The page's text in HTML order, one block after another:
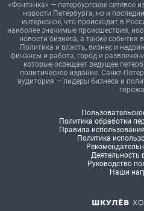
«Фонтанка» — петербургское сетевое
новости Петербурга, но и
интересное, что происходит в
наиболее значимые происшествия,
новости бизнеса, а также события
Политика и власть, бизнес и
финансы и работа, город и
которые освещает ведущее
политическое издание. Санкт-
аудитория — лидеры бизнеса и
Политика обработки
Правила
Политика
Деятельность
Руководство
Наши